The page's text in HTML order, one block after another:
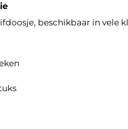
beschikbaar in vele